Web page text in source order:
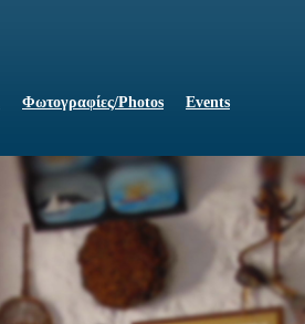
Φωτογραφίες/Photos Events